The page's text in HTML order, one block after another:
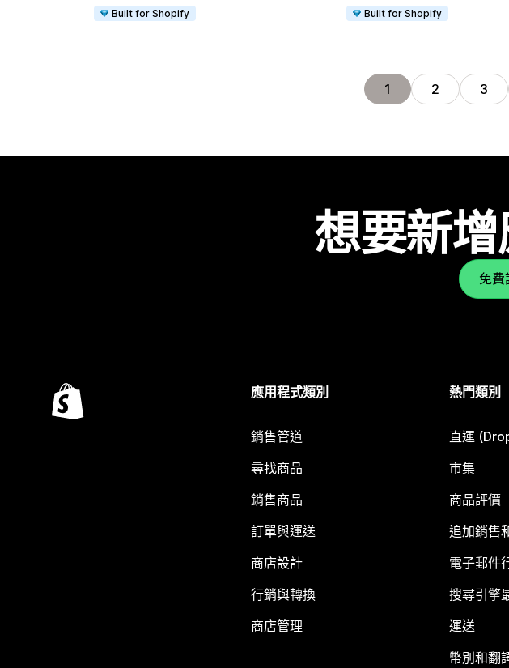
Built for Shopify
Built for Shopify
1 2 3
想要新
免
應用程式類別
銷售管道
尋找商品
銷售商品
訂單與運送
商店設計
行銷與轉換
商店管理
熱門類別
直運
市集
商品評價
追加銷售
電子郵件
搜尋引擎
運送
幣別和翻